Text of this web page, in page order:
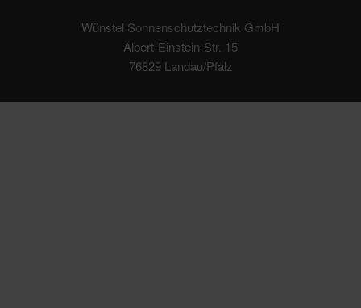
Wünstel Sonnenschutztechnik GmbH
Albert-Einstein-Str. 15
76829 Landau/Pfalz